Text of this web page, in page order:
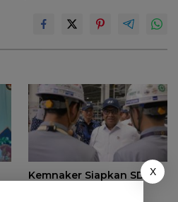
Kemnaker Siapkan SDMX